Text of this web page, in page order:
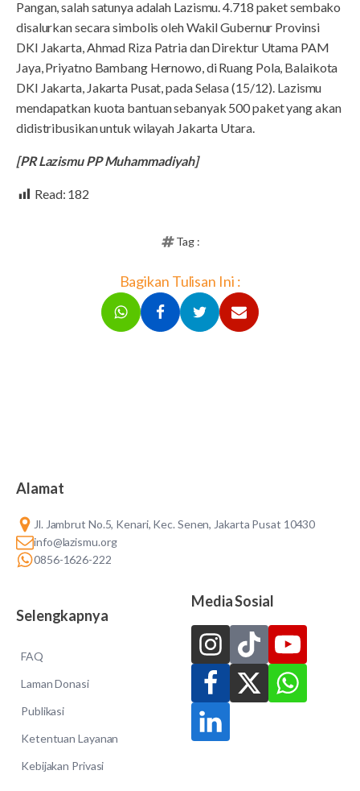
Pangan, salah satunya adalah Lazismu. 4.718 paket sembako
disalurkan secara simbolis oleh Wakil Gubernur Provinsi
DKI Jakarta, Ahmad Riza Patria dan Direktur Utama PAM
Jaya, Priyatno Bambang Hernowo, di Ruang Pola, Balaikota
DKI Jakarta, Jakarta Pusat, pada Selasa (15/12). Lazismu
mendapatkan kuota bantuan sebanyak 500 paket yang akan
didistribusikan untuk wilayah Jakarta Utara.
[PR Lazismu PP Muhammadiyah]
Read: 182
Tag :
Bagikan Tulisan Ini :
Alamat
Jl. Jambrut No.5, Kenari, Kec. Senen, Jakarta Pusat 10430
info@lazismu.org
0856-1626-222
Selengkapnya
FAQ
Laman Donasi
Publikasi
Ketentuan Layanan
Kebijakan Privasi
Media Sosial